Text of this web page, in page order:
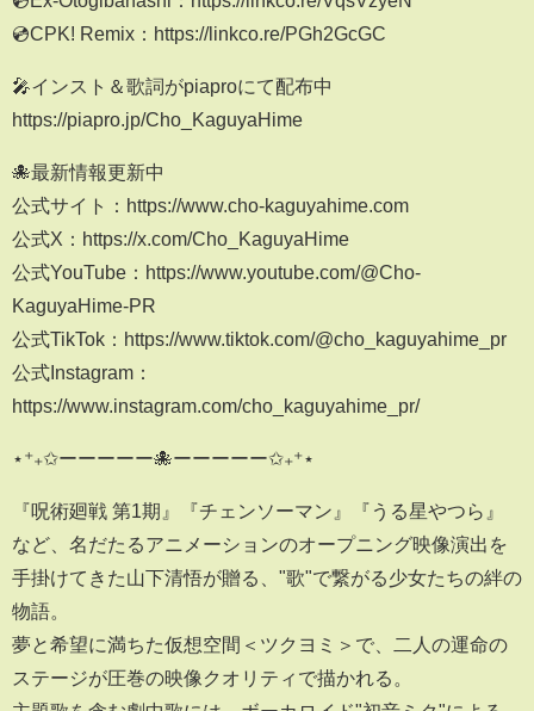
💿CPK! Remix：https://linkco.re/PGh2GcGC
🎤インスト＆歌詞がpiaproにて配布中
https://piapro.jp/Cho_KaguyaHime
🐙最新情報更新中
公式サイト：https://www.cho-kaguyahime.com
公式X：https://x.com/Cho_KaguyaHime
公式YouTube：https://www.youtube.com/@Cho-
KaguyaHime-PR
公式TikTok：https://www.tiktok.com/@cho_kaguyahime_pr
公式Instagram：
https://www.instagram.com/cho_kaguyahime_pr/
⋆⁺₊✩ーーーーー🐙ーーーーー✩₊⁺⋆
『呪術廻戦 第1期』『チェンソーマン』『うる星やつら』
など、名だたるアニメーションのオープニング映像演出を
手掛けてきた山下清悟が贈る、"歌"で繋がる少女たちの絆の
物語。
夢と希望に満ちた仮想空間＜ツクヨミ＞で、二人の運命の
ステージが圧巻の映像クオリティで描かれる。